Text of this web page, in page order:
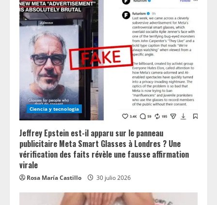
Ciencia y tecnologia
Jeffrey Epstein est-il apparu sur le panneau
publicitaire Meta Smart Glasses à Londres ? Une
vérification des faits révèle une fausse affirmation
virale
Rosa María Castillo 30 julio 2026